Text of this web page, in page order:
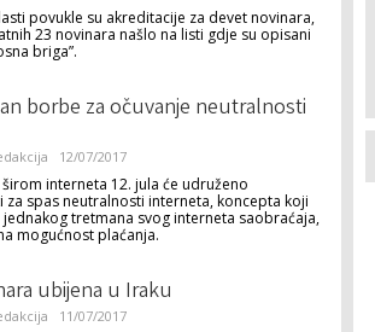
povukle su akreditacije za devet novinara,
23 novinara našlo na listi gdje su opisani
briga”.
borbe za očuvanje neutralnosti
12/07/2017
interneta 12. jula će udruženo
spas neutralnosti interneta, koncepta koji
tretmana svog interneta saobraćaja,
mogućnost plaćanja.
ubijena u Iraku
11/07/2017